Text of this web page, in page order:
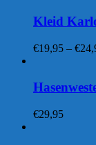
Kleid
€19,95 – €
€29,95